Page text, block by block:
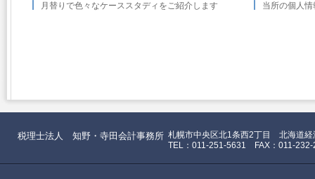
月替りで色々なケーススタディをご紹介します 当所の個人
税理士法人 知野・寺田会計事務所 札幌市中央区北1条西2丁目 北海道経
TEL：011-251-5631 FAX：011-232-